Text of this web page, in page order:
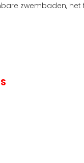
zwembaden, het